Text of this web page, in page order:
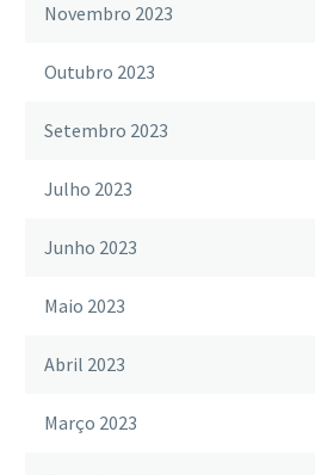
Novembro 2023
Outubro 2023
Setembro 2023
Julho 2023
Junho 2023
Maio 2023
Abril 2023
Março 2023